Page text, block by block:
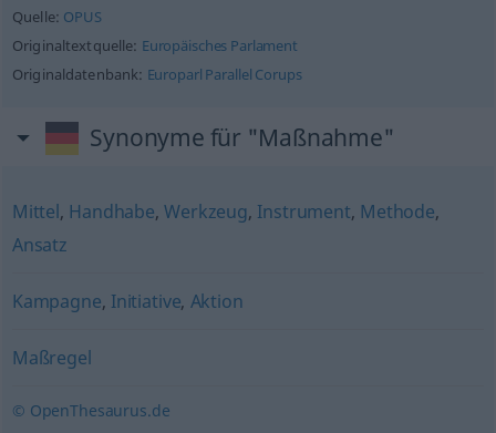
Quelle: OPUS
Originaltextquelle: Europäisches Parlament
Originaldatenbank: Europarl Parallel Corups
Synonyme für "Maßnahme"
Mittel, Handhabe,Werkzeug, Instrument, Methode,
Ansatz
Kampagne, Initiative, Aktion
Maßregel
© OpenThesaurus.de